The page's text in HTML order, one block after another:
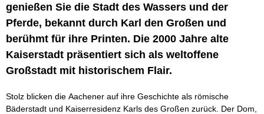
genießen Sie die Stadt des Wassers und der
Pferde, bekannt durch Karl den Großen und
berühmt für ihre Printen. Die 2000 Jahre alte
Kaiserstadt präsentiert sich als weltoffene
Großstadt mit historischem Flair.
Stolz blicken die Aachener auf ihre Geschichte als römische
Bäderstadt und Kaiserresidenz Karls des Großen zurück. Der Dom,